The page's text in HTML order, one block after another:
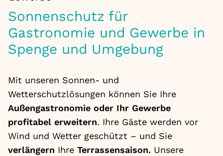
Sonnenschutz für
Gastronomie und Gewerbe in
Spenge und Umgebung
Mit unseren Sonnen- und
Wetterschutzlösungen können Sie Ihre
Außengastronomie oder Ihr Gewerbe
profitabel erweitern. Ihre Gäste werden vor
Wind und Wetter geschützt – und Sie
verlängern Ihre Terrassensaison. Unsere